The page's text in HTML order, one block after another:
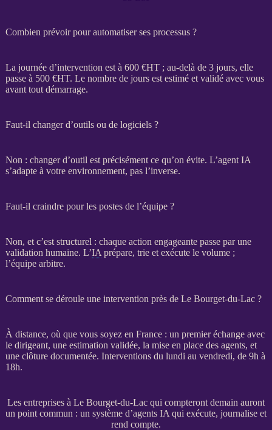
Combien prévoir pour automatiser ses processus ?
La journée d’intervention est à 600 €HT; au-delà de 3 jours, elle
passe à 500 €HT. Le nombre de jours est estimé et validé avec vous
avant tout démarrage.
Faut-il changer d’outils ou de logiciels ?
Non : changer d’outil est précisément ce qu’on évite. L’agent IA
s’adapte à votre environnement, pas l’inverse.
Faut-il craindre pour les postes de l’équipe ?
Non, et c’est structurel : chaque action engageante passe par une
validation humaine. L’IA prépare, trie et exécute le volume ;
l’équipe arbitre.
Comment se déroule une intervention près de Le Bourget-du-Lac ?
À distance, où que vous soyez en France : un premier échange avec
le dirigeant, une estimation validée, la mise en place des agents, et
une clôture documentée. Interventions du lundi au vendredi, de 9h à
18h.
Les entreprises à Le Bourget-du-Lac qui compteront demain auront
un point commun : un système d’agents IA qui exécute, journalise et
rend compte.